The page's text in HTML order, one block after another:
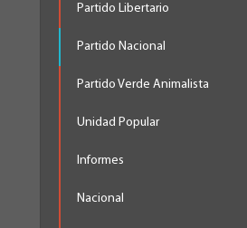
Partido Libertario
Partido Nacional
Partido Verde Animalista
Unidad Popular
Informes
Nacional